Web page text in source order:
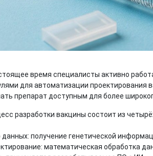
время специалисты активно
для автоматизации проектирования
препарат доступным для более
разработки вакцины состоит из
данных: получение генетической
математическая обработка